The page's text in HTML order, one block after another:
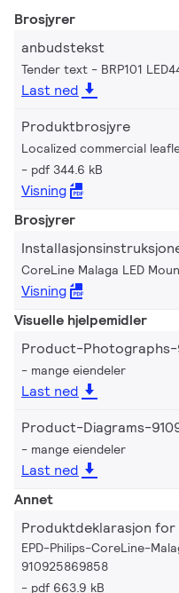
Brosjyrer
anbudstekst
Tender text - BRP101
Last ned
Produktbrosjyre
Localized commercial
pdf 344.6 kB
Visning
Brosjyrer
CoreLine Malaga LED
Visning
Visuelle hjelpemidler
Product-Photographs-
mange eiendeler
Last ned
Product-Diagrams-
mange eiendeler
Last ned
Annet
Produktdeklarasjon for
EPD-Philips-CoreLine-
910925869858
pdf 663.9 kB